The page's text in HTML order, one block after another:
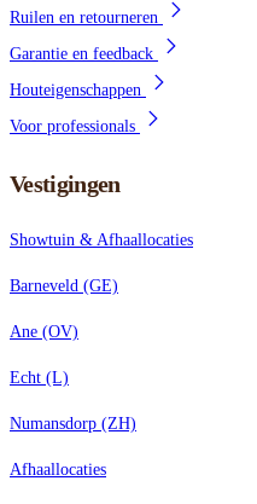
Ruilen en retourneren
Garantie en feedback
Houteigenschappen
Voor professionals
Vestigingen
Showtuin & Afhaallocaties
Barneveld (GE)
Ane (OV)
Echt (L)
Numansdorp (ZH)
Afhaallocaties